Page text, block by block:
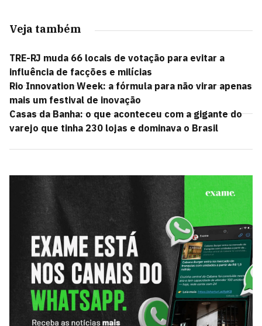
Veja também
TRE-RJ muda 66 locais de votação para evitar a
influência de facções e milícias
Rio Innovation Week: a fórmula para não virar apenas
mais um festival de inovação
Casas da Banha: o que aconteceu com a gigante do
varejo que tinha 230 lojas e dominava o Brasil